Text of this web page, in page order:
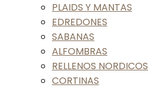
PLAIDS Y MANTAS
EDREDONES
SABANAS
ALFOMBRAS
RELLENOS NORDICOS
CORTINAS